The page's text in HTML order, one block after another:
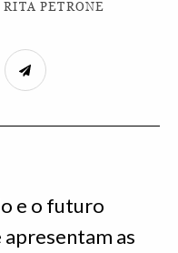
PETRONE
e o futuro
apresentam as